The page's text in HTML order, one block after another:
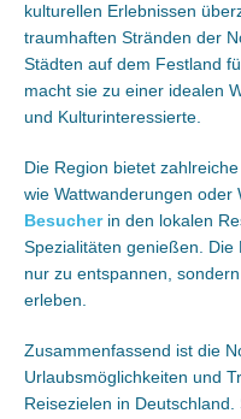
kulturellen Erlebnissen
traumhaften Stränden der
Städten auf dem Festland
macht sie zu einer idealen
und Kulturinteressierte.
Die Region bietet
wie Wattwanderungen oder
Besucherin den lokalen
Spezialitäten genießen.
nur zu entspannen,
erleben.
Zusammenfassend ist die
Urlaubsmöglichkeiten und
Reisezielen in